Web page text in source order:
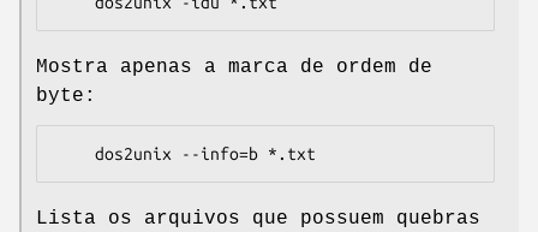
Mostra apenas a marca de ordem de
byte:
Lista os arquivos que possuem quebras